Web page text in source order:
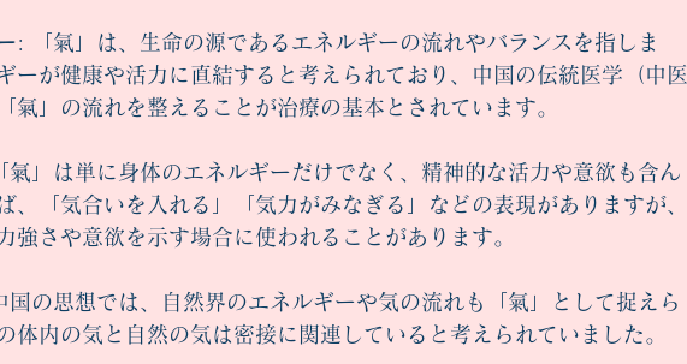
: 「氣」は、生命の源であるエネルギーの流れやバランスを指しま
ーが健康や活力に直結すると考えられており、中国の伝統医学（中医
氣」の流れを整えることが治療の基本とされています。
氣」は単に身体のエネルギーだけでなく、精神的な活力や意欲も含ん
、「気合いを入れる」「気力がみなぎる」などの表現がありますが、
強さや意欲を示す場合に使われることがあります。
国の思想では、自然界のエネルギーや気の流れも「氣」として捉えら
体内の気と自然の気は密接に関連していると考えられていました。